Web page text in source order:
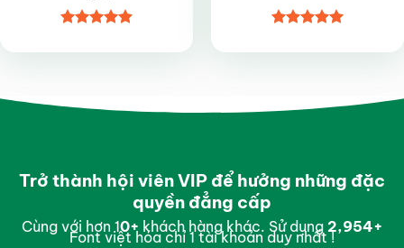
hạng4.95
hạng55
Trở thành hội viên VIP để hưởng những đặc
quyền đẳng cấp
Cùng với hơn 10+ khách hàng khác. Sử dụng 2,997+
Font việt hóa chỉ 1 tài khoản duy nhất !